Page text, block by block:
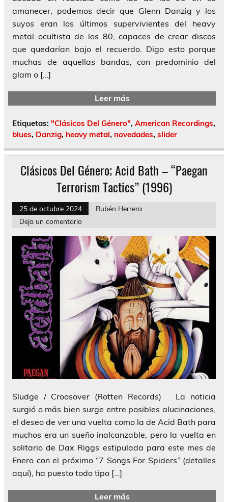
amanecer, podemos decir que Glenn Danzig y los
suyos eran los últimos supervivientes del heavy
metal ocultista de los 80, capaces de crear discos
que quedarían bajo el recuerdo. Digo esto porque
muchas de aquellas bandas, con predominio del
glam o […]
Leer más
Etiquetas: "Clásicos Del Género", American Recordings,
blues, Danzig, heavy metal, novedades, slider
Clásicos Del Género; Acid Bath – “Paegan
Terrorism Tactics” (1996)
25 de octubre 2024
Rubén Herrera
Deja un comentario
Sludge / Croosover (Rotten Records) La noticia
surgió o más bien surge entre posibles alucinaciones,
el deseo de ver una vuelta como la de Acid Bath para
muchos era un sueño inalcanzable, pero la vuelta en
solitario de Dax Riggs estipulada para este mes de
Enero con el próximo “7 Songs For Spiders” (detalles
aquí), ha puesto todo tipo […]
Leer más